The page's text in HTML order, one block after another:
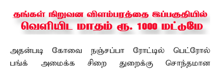
அதன்படி கோவை நஞ்சப்பா ரோட்டில் பெட்ரோல்
பங்க் அமைக்க சிறை துறைக்கு சொந்தமான